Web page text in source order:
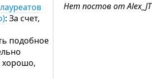
: За счет,
подобное
хорошо,
Нет постов от Alex_JT